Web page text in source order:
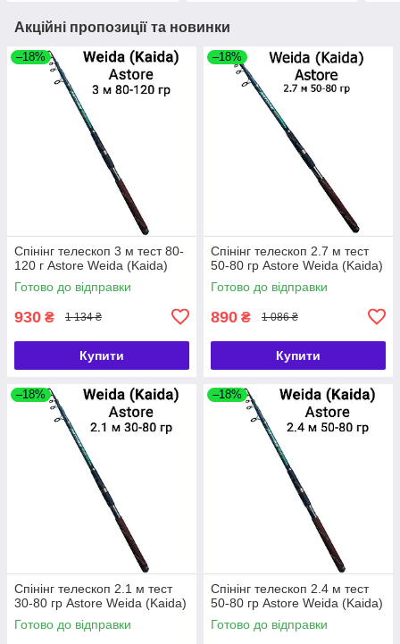
Акційні пропозиції та новинки
–18%
Спінінг телескоп 3 м тест 80-
120 г Astore Weida (Kaida)
Готово до відправки
930 ₴ 1 134 ₴
Купити
–18%
Спінінг телескоп 2.7 м тест
50-80 гр Astore Weida (Kaida)
Готово до відправки
890 ₴ 1 086 ₴
Купити
–18%
Спінінг телескоп 2.1 м тест
30-80 гр Astore Weida (Kaida)
Готово до відправки
–18%
Спінінг телескоп 2.4 м тест
50-80 гр Astore Weida (Kaida)
Готово до відправки